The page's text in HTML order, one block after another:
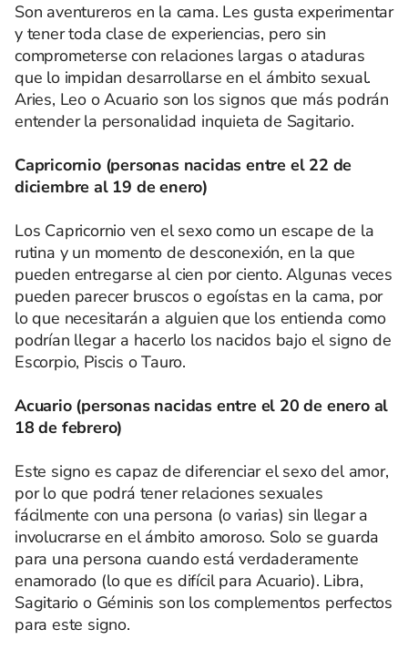
Son aventureros en la cama. Les gusta experimentar
y tener toda clase de experiencias, pero sin
comprometerse con relaciones largas o ataduras
que lo impidan desarrollarse en el ámbito sexual.
Aries, Leo o Acuario son los signos que más podrán
entender la personalidad inquieta de Sagitario.
Capricornio (personas nacidas entre el 22 de
diciembre al 19 de enero)
Los Capricornio ven el sexo como un escape de la
rutina y un momento de desconexión, en la que
pueden entregarse al cien por ciento. Algunas veces
pueden parecer bruscos o egoístas en la cama, por
lo que necesitarán a alguien que los entienda como
podrían llegar a hacerlo los nacidos bajo el signo de
Escorpio, Piscis o Tauro.
Acuario (personas nacidas entre el 20 de enero al
18 de febrero)
Este signo es capaz de diferenciar el sexo del amor,
por lo que podrá tener relaciones sexuales
fácilmente con una persona (o varias) sin llegar a
involucrarse en el ámbito amoroso. Solo se guarda
para una persona cuando está verdaderamente
enamorado (lo que es difícil para Acuario). Libra,
Sagitario o Géminis son los complementos perfectos
para este signo.